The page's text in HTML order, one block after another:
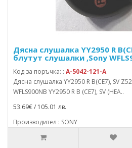
Дясна слушалка YY2950 R
блутут слушалки ,Sony
Код за поръчка: : A-5042-121-A
Дясна слушалка YY2950 R B(CE7), SV
WFLS900NB YY2950 R B (CE7), SV (HEA..
53.69€ / 105.01 лв.
Производител : SONY